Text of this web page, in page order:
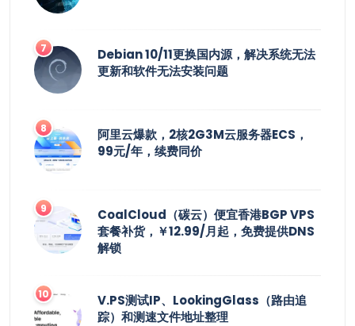
Debian 10/11更换国内源，解决系统无法
更新和软件无法安装问题
阿里云爆款，2核2G3M云服务器ECS，
99元/年，续费同价
CoalCloud（碳云）便宜香港BGP VPS
套餐补货，￥12.99/月起，免费提供DNS
解锁
V.PS测试IP、LookingGlass（路由追
踪）和测速文件地址整理